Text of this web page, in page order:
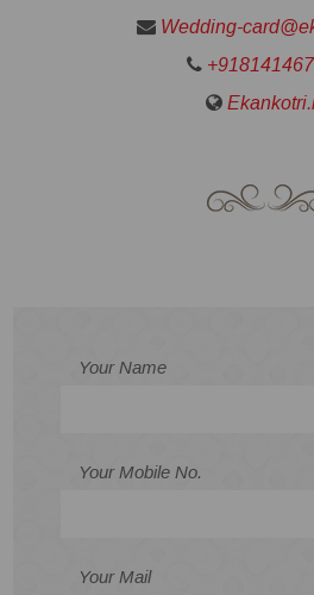
Wedding-
Your Name
Your Mobile No.
Your Mail